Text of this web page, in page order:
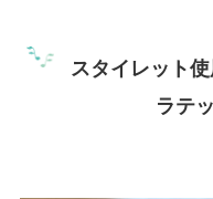
スタイレット
ラテ